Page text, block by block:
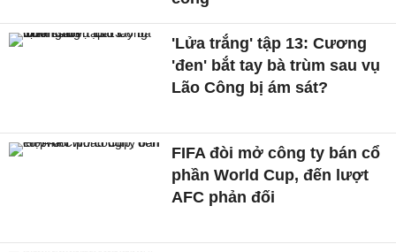
'Lửa trắng' tập 13: Cương
'đen' bắt tay bà trùm sau vụ
Lão Công bị ám sát?
FIFA đòi mở công ty bán cổ
phần World Cup, đến lượt
AFC phản đối